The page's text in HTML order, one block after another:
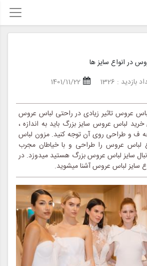
در انواع سایز ها
بازدید : 1326
1401/11/22
عروس تاثیر زیادی در راحتی لباس عروس
لباس عروس سایز بزرگ باید به اندازه ،
ف و طراحی روی آن توجه کنید. مزون لباس
عروس را طراحی و با خیاطان مجرب
سایز لباس عروس بزرگ هستید میدوزد. در
سایز لباس عروس آشنا میشوید.